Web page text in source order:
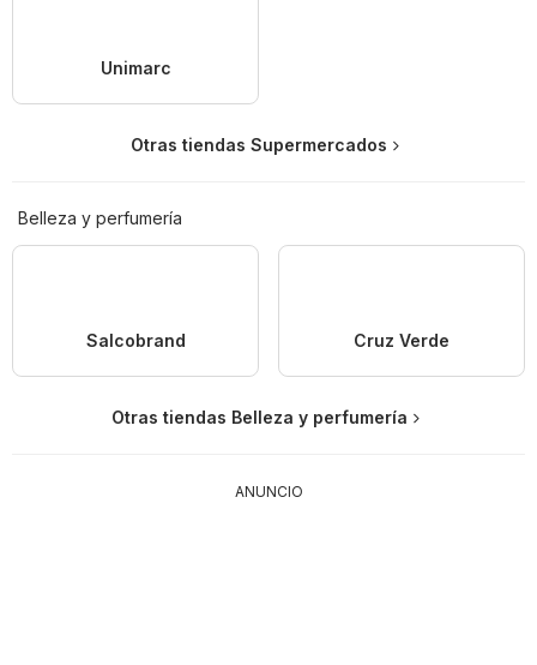
Unimarc
Otras tiendas Supermercados
Belleza y perfumería
Salcobrand Cruz Verde
Otras tiendas Belleza y perfumería
ANUNCIO